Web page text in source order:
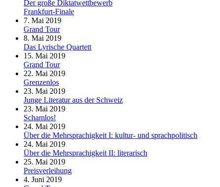
Der große Diktatwettbewerb
Frankfurt-Finale
7. Mai 2019
Grand Tour
8. Mai 2019
Das Lyrische Quartett
15. Mai 2019
Grand Tour
22. Mai 2019
Grenzenlos
23. Mai 2019
Junge Literatur aus der Schweiz
23. Mai 2019
Schamlos!
24. Mai 2019
Über die Mehrsprachigkeit I: kultur- und sprachpolitisch
24. Mai 2019
Über die Mehrsprachigkeit II: literarisch
25. Mai 2019
Preisverleihung
4. Juni 2019